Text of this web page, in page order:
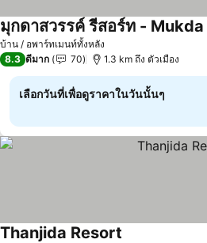
บ้าน / อพาร์ทเมนท์ทั้งหลัง
มุกดาสวรรค์ รีสอร์ท -
8.3 ดีมาก 70 1.3 km ถึง ตัวเมือง
เลือกวันที่เพื่อดูราคาในวันนั้นๆ
Thanjida Resort